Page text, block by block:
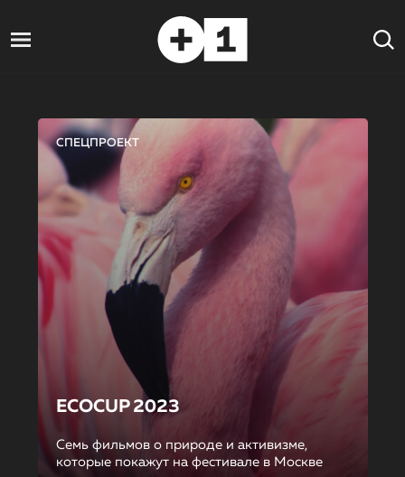
СПЕЦПРОЕКТ
ECOCUP 2023
Семь фильмов о природе и активизме,
которые покажут на фестивале в Москве